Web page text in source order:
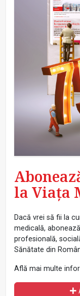
la Viața
Dacă vrei să fii la
medicală,
profesională,
Sănătate din
Află mai multe